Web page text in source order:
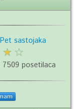
Pet sastojaka
7509 posetilaca